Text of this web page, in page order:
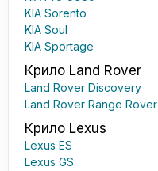
KIA Sorento
KIA Soul
KIA Sportage
Крило Land Rover
Land Rover Discovery
Land Rover Range Rover
Крило Lexus
Lexus ES
Lexus GS